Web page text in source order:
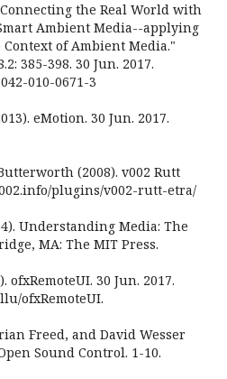
the Real World with
Ambient Media--applying
of Ambient Media."
385-398. 30 Jun. 2017.
010-0671-3
eMotion. 30 Jun. 2017.
(2008). v002 Rutt
plugins/v002-rutt-etra/
Understanding Media: The
MA: The MIT Press.
ofxRemoteUI. 30 Jun. 2017.
ofxRemoteUI.
Freed, and David Wesser
Sound Control. 1-10.